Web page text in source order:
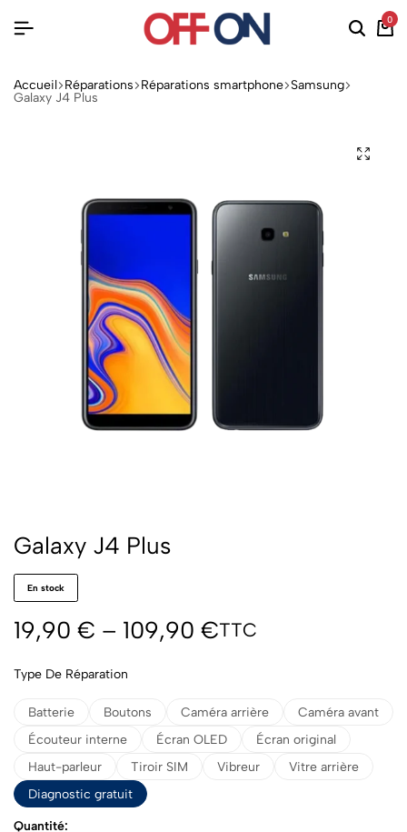
0
Accueil Réparations Réparations smartphone Samsung
Galaxy J4 Plus
Galaxy J4 Plus
En stock
19,90 € – 109,90 €TTC
Type De Réparation
Batterie Boutons Caméra arrière
Caméra avant
Écouteur interne
Écran OLED
Écran original
Haut-parleur
Tiroir SIM Vibreur
Vitre arrière
Diagnostic gratuit
Quantité: